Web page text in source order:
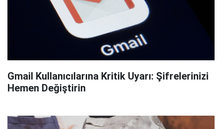
Gmail Kullanıcılarına Kritik Uyarı: Şifrelerinizi
Hemen Değiştirin